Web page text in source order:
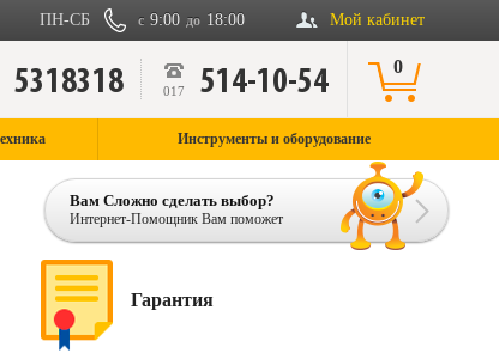
Мой кабинет
с 9:00 до 18:00
ПН-СБ
5318318 017 514-10-54 0
Инструменты и оборудование
Вам Сложно сделать выбор?
Интернет-Помощник Вам поможет
Гарантия